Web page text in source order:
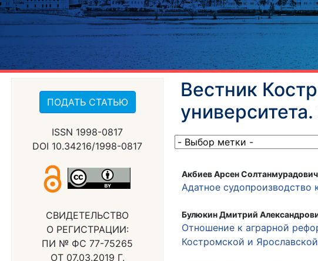
ПОДАТЬ СТАТЬЮ
ISSN 1998-0817
DOI 10.34216/1998-0817
СВИДЕТЕЛЬСТВО
О РЕГИСТРАЦИИ:
ПИ № ФС 77-75265
ОТ 07.03.2019 Г.
Вестник
Акбиев Арсен
Адатное судопроизводство
Булюкин Дмитрий
Отношение к аграрной
Костромской и